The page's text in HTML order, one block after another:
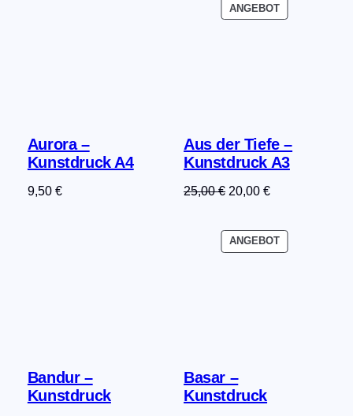
Aurora –
Kunstdruck A4
9,50 €
ANGEBOTPRODUKT
IM
Aus der Tiefe –
Kunstdruck A3
25,00€ Ursprünglicher
war:
25,00 €
20,00€Aktueller
ist:
20,00 €.
Bandur –
Kunstdruck
ANGEBOTPRODUKT
IM
Basar –
Kunstdruck